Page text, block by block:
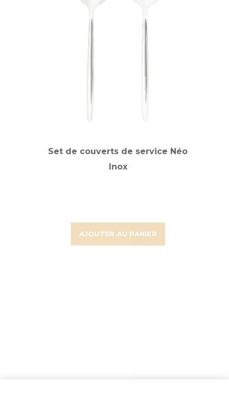
AJOUTER AU PANIER
Set de couverts de service Néo
Inox